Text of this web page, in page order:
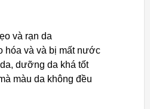
và rạn da
hóa và và bị mất nước
dưỡng da khá tốt
màu da không đều